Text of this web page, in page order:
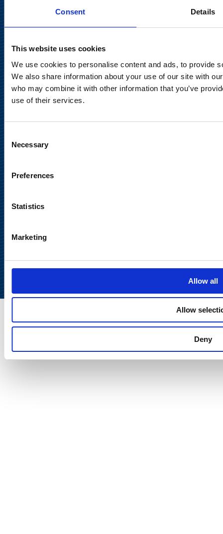
Consent Details
This website uses cookies
We use cookies to personalise content and ads, to provide
We also share information about your use of our site with
who may combine it with other information that you’ve
use of their services.
Selection
Necessary
Preferences
Statistics
Marketing
Allow all
Allow
Deny
02150 Espoo
communications@suominencorp.com
Tietosuojaseloste